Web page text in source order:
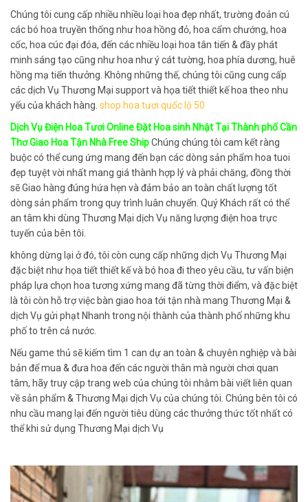
Chúng tôi cung cấp nhiều nhiều loại hoa đẹp nhất, trường đoản cú
các bó hoa truyền thống như hoa hồng đỏ, hoa cẩm chướng, hoa
cốc, hoa cúc đại đóa, đến các nhiều loại hoa tân tiến & đầy phát
minh sáng tạo cũng như hoa như ý cát tường, hoa phía dương, huê
hồng mạ tiến thưởng. Không những thế, chúng tôi cũng cung cấp
các dịch Vụ Thương Mại support và họa tiết thiết kế hoa theo nhu
yếu của khách hàng. shop hoa tươi quốc lộ 50
Dịch Vụ Điện Hoa Tươi Online Đặt Hoa sinh Nhật Tại Thành phố Cần
Thơ Giao Hoa Tận Nhà Free ShipChúng chúng tôi cam kết ràng
buộc có thể cung ứng mang đến bạn các dòng sản phẩm hoa tuoi
đẹp tuyệt vời nhất mang giá thành hợp lý và phải chăng, đồng thời
sẽ Giao hàng đúng hứa hẹn và đảm bảo an toàn chất lượng tốt
dòng sản phẩm trong quy trình luân chuyển. Quý Khách rất có thể
an tâm khi dùng Thương Mại dịch Vụ năng lượng điện hoa trực
tuyến của bên tôi.
không dừng lại ở đó, tôi còn cung cấp những dịch Vụ Thương Mại
đặc biệt như họa tiết thiết kế và bó hoa đi theo yêu cầu, tư vấn biện
pháp lựa chọn hoa tương xứng mang đã từng thời điểm, và đặc biệt
là tôi còn hỗ trợ việc bàn giao hoa tới tận nhà mang Thương Mại &
dịch Vụ gửi phạt Nhanh trong nội thành của thành phố những khu
phố to trên cả nước.
Nếu game thủ sẽ kiếm tìm 1 can dự an toàn & chuyên nghiệp và bài
bản để mua & đưa hoa đến các người thân mà người chơi quan
tâm, hãy truy cập trang web của chúng tôi nhằm bài viết liên quan
về sản phẩm & Thương Mại dịch Vụ của chúng tôi. Chúng bên tôi có
nhu cầu mang lại đến người tiêu dùng các thưởng thức tốt nhất có
thể khi sử dụng Thương Mại dịch Vụ